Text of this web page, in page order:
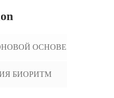
ОСНОВЕ
БИОРИТМ